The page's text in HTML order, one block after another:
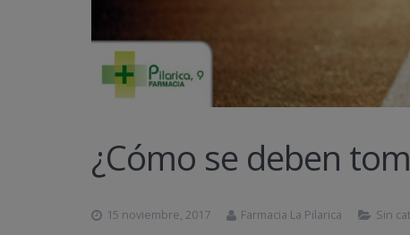
¿Cómo se deben
15 noviembre, 2017 Farmacia La Pilarica Sin